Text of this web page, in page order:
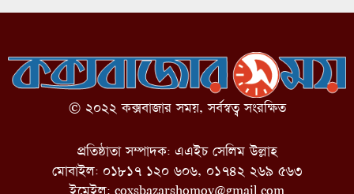
© ২০২২ কক্সবাজার সময়, সর্বস্বত্ব সংরক্ষিত
প্রতিষ্ঠাতা সম্পাদক: এএইচ সেলিম উল্লাহ
মোবাইল: ০১৮১৭ ১২০ ৬০৬, ০১৭৪২ ২৬৯ ৫৬৩
ইমেইল: coxsbazarshomoy@gmail.com